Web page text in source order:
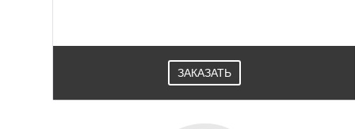
ЗАКАЗАТЬ